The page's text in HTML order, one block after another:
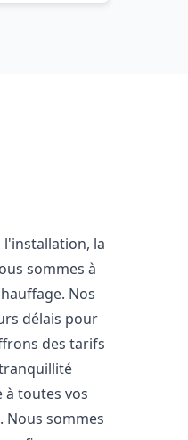
l'installation, la
sommes à
Nos
délais pour
des tarifs
toutes vos
. Nous sommes